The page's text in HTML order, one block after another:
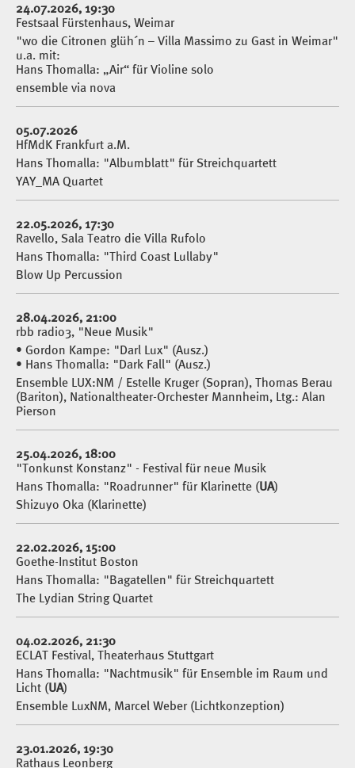
24.07.2026, 19:30
Festsaal Fürstenhaus, Weimar
"wo die Citronen glüh´n – Villa Massimo zu Gast in Weimar"
u.a. mit:
Hans Thomalla: „Air“ für Violine solo
ensemble via nova
05.07.2026
HfMdK Frankfurt a.M.
Hans Thomalla: "Albumblatt" für Streichquartett
YAY_MA Quartet
22.05.2026, 17:30
Ravello, Sala Teatro die Villa Rufolo
Hans Thomalla: "Third Coast Lullaby"
Blow Up Percussion
28.04.2026, 21:00
rbb radio3, "Neue Musik"
• Gordon Kampe: "Darl Lux" (Ausz.)
• Hans Thomalla: "Dark Fall" (Ausz.)
Ensemble LUX:NM / Estelle Kruger (Sopran), Thomas Berau
(Bariton), Nationaltheater-Orchester Mannheim, Ltg.: Alan
Pierson
25.04.2026, 18:00
"Tonkunst Konstanz" - Festival für neue Musik
Hans Thomalla: "Roadrunner" für Klarinette (UA)
Shizuyo Oka (Klarinette)
22.02.2026, 15:00
Goethe-Institut Boston
Hans Thomalla: "Bagatellen" für Streichquartett
The Lydian String Quartet
04.02.2026, 21:30
ECLAT Festival, Theaterhaus Stuttgart
Hans Thomalla: "Nachtmusik" für Ensemble im Raum und
Licht (UA)
Ensemble LuxNM, Marcel Weber (Lichtkonzeption)
23.01.2026, 19:30
Rathaus Leonberg